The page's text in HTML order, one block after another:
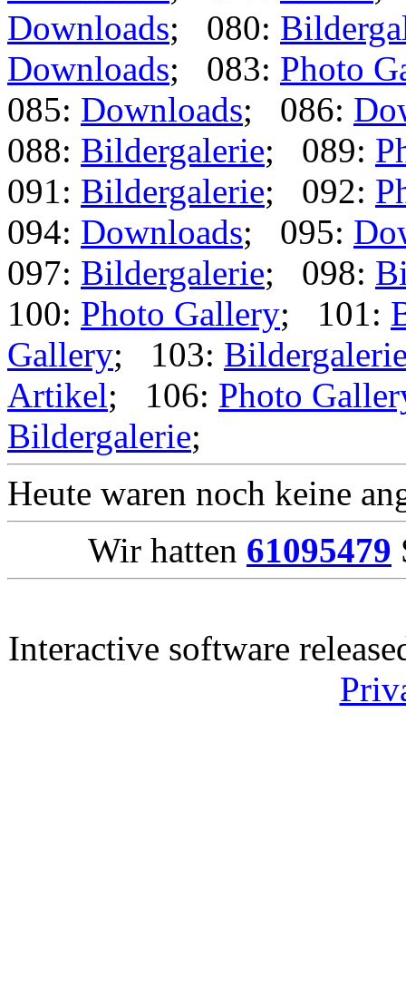
Downloads; 080:
Downloads; 083: Photo
085: Downloads; 086:
088: Bildergalerie; 089:
091: Bildergalerie; 092:
094: Downloads; 095:
097: Bildergalerie; 098:
100: Photo Gallery; 101:
Gallery; 103:
Artikel; 106: Photo
Bildergalerie;
Heute waren noch keine
Wir hatten 61095479
Interactive software